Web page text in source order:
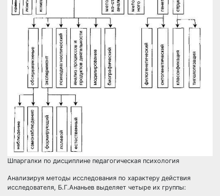
Шпаргалки по дисциплине педагогическая психология
Анализируя методы исследования по характеру действия
исследователя, Б.Г.Ананьев выделяет четыре их группы: